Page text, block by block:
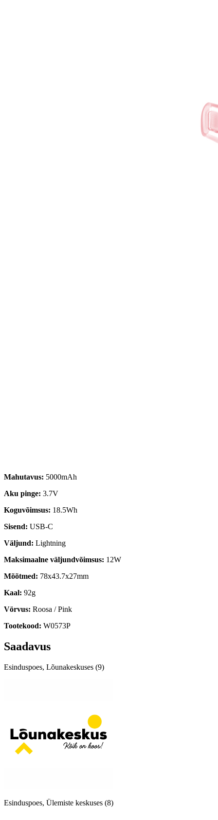
Mahutavus: 5000mAh
Aku pinge: 3.7V
Koguvõimsus: 18.5Wh
Sisend: USB-C
Väljund: Lightning
Maksimaalne väljundvõimsus: 12W
Mõõtmed: 78x43.7x27mm
Kaal: 92g
Vörvus: Roosa / Pink
Tootekood: W0573P
Saadavus
Esinduspoes, Lõunakeskuses (9)
Esinduspoes, Ülemiste keskuses (8)